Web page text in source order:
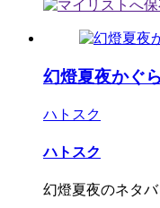
幻燈夏夜かぐ
ハトスク
ハトスク
幻燈夏夜のネタ